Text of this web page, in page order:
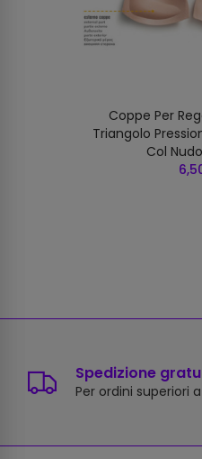
Coppe Per
Triangolo
Col
Spedizione
Per ordini superiori